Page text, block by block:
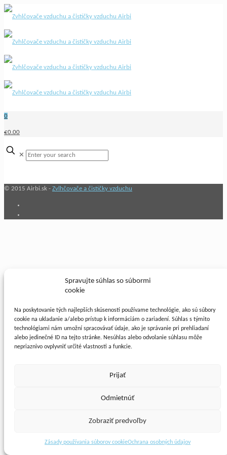
Spravujte súhlas so súbormi
cookie
Na poskytovanie tých najlepších skúseností používame technológie, ako sú súbory
cookie na ukladanie a/alebo prístup k informáciám o zariadení. Súhlas s týmito
technológiami nám umožní spracovávať údaje, ako je správanie pri prehliadaní
alebo jedinečné ID na tejto stránke. Nesúhlas alebo odvolanie súhlasu môže
nepriaznivo ovplyvniť určité vlastnosti a funkcie.
Prijať
Odmietnúť
Zobraziť predvoľby
Zásady používania súborov cookieOchrana osobných údajov
0
€0.00
✕
© 2015 Airbi.sk - Zvlhčovače a čističky vzduchu